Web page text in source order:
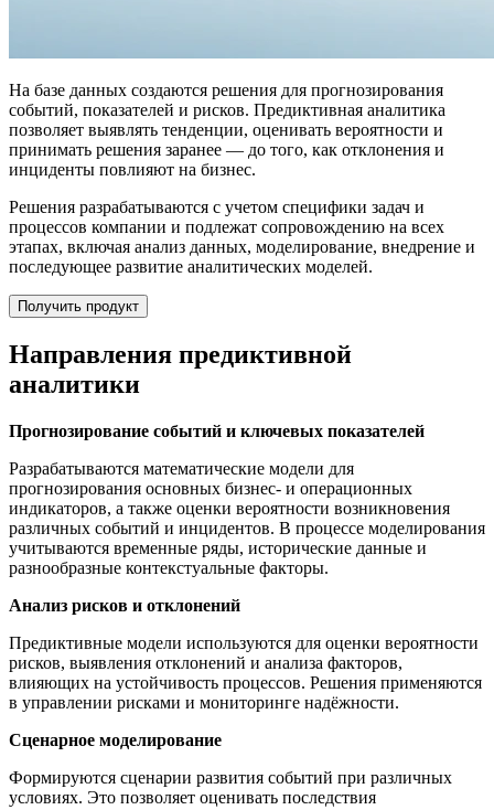
На базе данных создаются решения для прогнозирования
событий, показателей и рисков. Предиктивная аналитика
позволяет выявлять тенденции, оценивать вероятности и
принимать решения заранее — до того, как отклонения и
инциденты повлияют на бизнес.
Решения разрабатываются с учетом специфики задач и
процессов компании и подлежат сопровождению на всех
этапах, включая анализ данных, моделирование, внедрение и
последующее развитие аналитических моделей.
Получить продукт
Направления предиктивной
аналитики
Прогнозирование событий и ключевых показателей
Разрабатываются математические модели для
прогнозирования основных бизнес- и операционных
индикаторов, а также оценки вероятности возникновения
различных событий и инцидентов. В процессе моделирования
учитываются временные ряды, исторические данные и
разнообразные контекстуальные факторы.
Анализ рисков и отклонений
Предиктивные модели используются для оценки вероятности
рисков, выявления отклонений и анализа факторов,
влияющих на устойчивость процессов. Решения применяются
в управлении рисками и мониторинге надёжности.
Сценарное моделирование
Формируются сценарии развития событий при различных
условиях. Это позволяет оценивать последствия